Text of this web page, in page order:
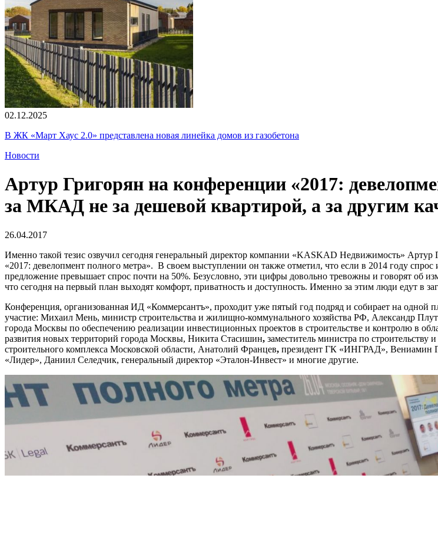
02.12.2025
В ЖК «Март Хаус 2.0» представлена новая линейка домов из газобетона
Новости
Артур Григорян на конференции «2017:
за МКАД не за дешевой квартирой, а за другим
26.04.2017
Именно такой тезис озвучил сегодня генеральный директор компании «KASKAD Недвижимость»
«2017: девелопмент полного метра». В своем выступлении он также отметил, что если в 2014 году
предложение превышает спрос почти на 50%. Безусловно, эти цифры довольно тревожны и говорят об
что сегодня на первый план выходят комфорт, приватность и доступность. Именно за этим люди едут в
Конференция, организованная ИД «Коммерсантъ», проходит уже пятый год подряд и собирает на одной
участие: Михаил Мень, министр строительства и жилищно-коммунального хозяйства РФ, Александр
города Москвы по обеспечению реализации инвестиционных проектов в строительстве и контролю в
развития новых территорий города Москвы, Никита Стасишин, заместитель министра по
строительного комплекса Московской области, Анатолий Францев, президент ГК «ИНГРАД», Вениамин
«Лидер», Даниил Селедчик, генеральный директор «Эталон-Инвест» и многие другие.